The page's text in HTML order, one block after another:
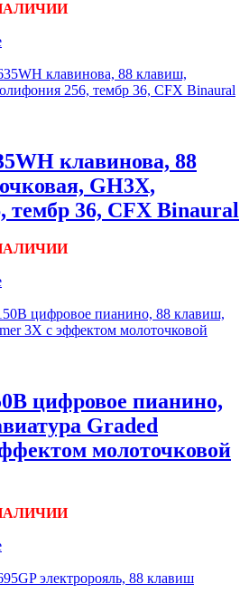
клавинова, 88
GH3X,
тембр 36, CFX Binaural
цифровое пианино,
Graded
молоточковой